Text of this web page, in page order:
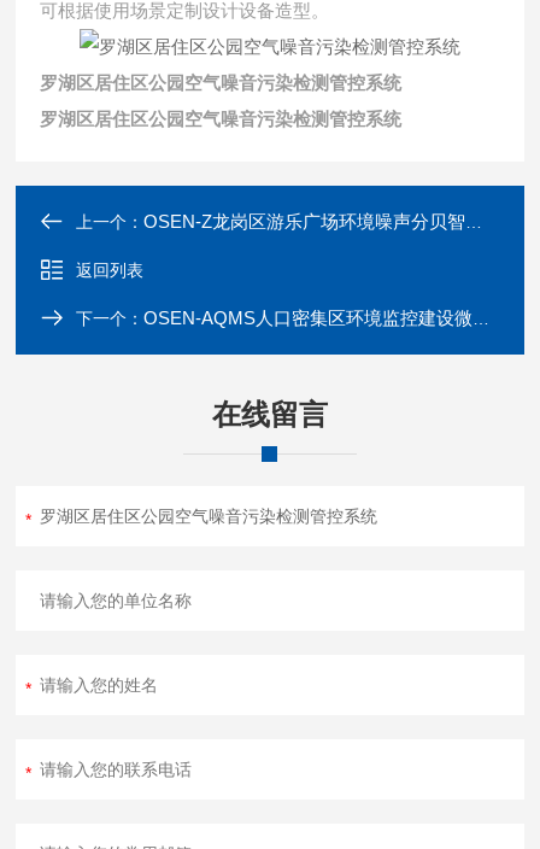
可根据使用场景定制设计设备造型。
罗湖区居住区公园空气噪音污染检测管控系统
罗湖区居住区公园空气噪音污染检测管控系统
上一个：OSEN-Z龙岗区游乐广场环境噪声分贝智能监控系统
返回列表
下一个：OSEN-AQMS人口密集区环境监控建设微型空气质量监测站
在线留言